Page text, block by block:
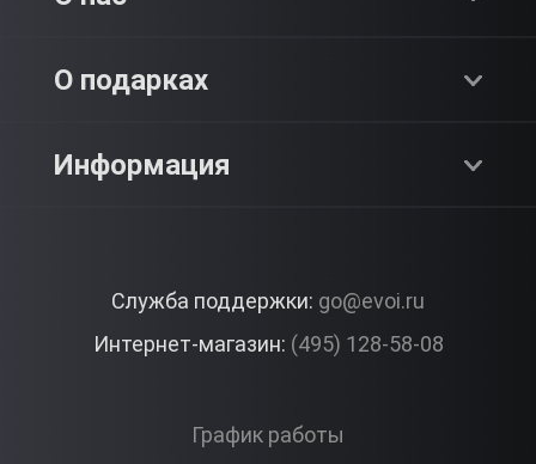
Premium
О компании
Контакты
О подарках
Как это работает?
Вопросы и ответы
Информация
Корпоративные подарки
Служба поддержки: go@evoi.ru
Интернет-магазин: (495) 128-58-08
График работы